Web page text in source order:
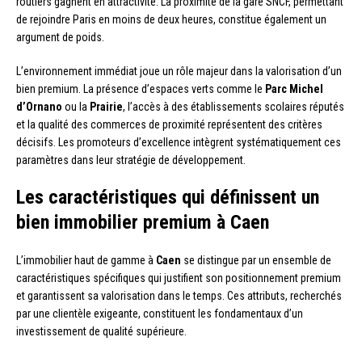
de rejoindre Paris en moins de deux heures, constitue également un
argument de poids.
L’environnement immédiat joue un rôle majeur dans la valorisation d’un
bien premium. La présence d’espaces verts comme le Parc Michel
d’Ornano ou la Prairie, l’accès à des établissements scolaires réputés
et la qualité des commerces de proximité représentent des critères
décisifs. Les promoteurs d’excellence intègrent systématiquement ces
paramètres dans leur stratégie de développement.
Les caractéristiques qui définissent un
bien immobilier premium à Caen
L’immobilier haut de gamme à Caen se distingue par un ensemble de
caractéristiques spécifiques qui justifient son positionnement premium
et garantissent sa valorisation dans le temps. Ces attributs, recherchés
par une clientèle exigeante, constituent les fondamentaux d’un
investissement de qualité supérieure.